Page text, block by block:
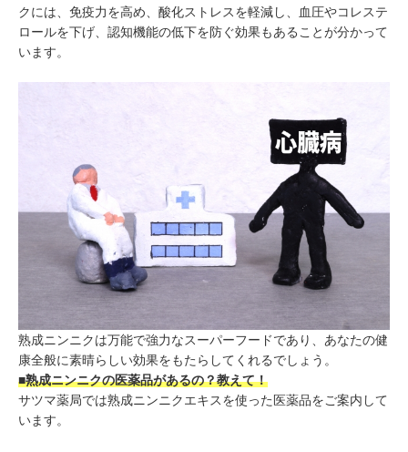
クには、免疫力を高め、酸化ストレスを軽減し、血圧やコレステ
ロールを下げ、認知機能の低下を防ぐ効果もあることが分かって
います。
熟成ニンニクは万能で強力なスーパーフードであり、あなたの健
康全般に素晴らしい効果をもたらしてくれるでしょう。
■熟成ニンニクの医薬品があるの？教えて！
サツマ薬局では熟成ニンニクエキスを使った医薬品をご案内して
います。